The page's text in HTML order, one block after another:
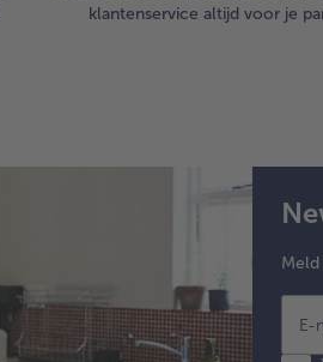
klantenservice altijd voor je
E-